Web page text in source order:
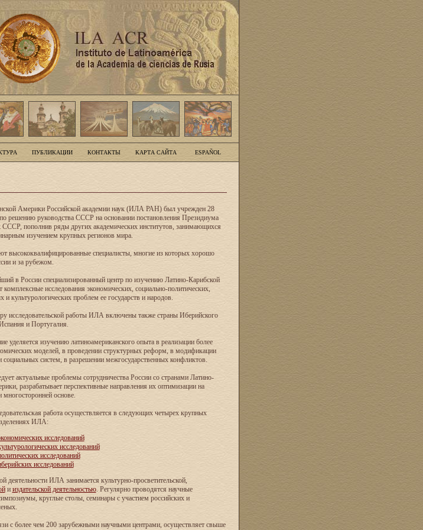
ПУБЛИКАЦИИ КОНТАКТЫ КАРТА САЙТА ESPAÑOL
Америки Российской академии наук (ИЛА РАН) был учрежден 28
решению руководства СССР на основании постановления Президиума
СССР, пополнив ряды других академических институтов, занимающихся
изучением крупных регионов мира.
высококвалифицированные специалисты, многие из которых хорошо
и за рубежом.
в России специализированный центр по изучению Латино-Карибской
комплексные исследования экономических, социально-политических,
культурологических проблем ее государств и народов.
исследовательской работы ИЛА включены также страны Иберийского
и Португалия.
уделяется изучению латиноамериканского опыта в реализации более
моделей, в проведении структурных реформ, в модификации
социальных систем, в разрешении межгосударственных конфликтов.
актуальные проблемы сотрудничества России со странами Латино-
разрабатывает перспективные направления их оптимизации на
многосторонней основе.
работа осуществляется в следующих четырех крупных
ИЛА:
исследований
исследований
исследований
исследований
деятельности ИЛА занимается культурно-просветительской,
и издательской деятельностью. Регулярно проводятся научные
круглые столы, семинары с участием российских и
с более чем 200 зарубежными научными центрами, осуществляет свыше